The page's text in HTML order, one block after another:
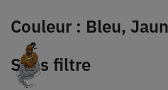
Couleur : Bleu,
Sans filtre